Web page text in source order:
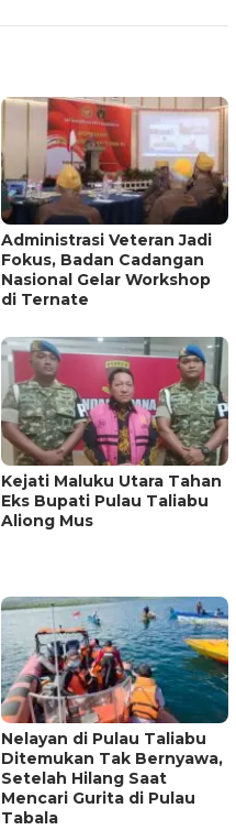
Administrasi Veteran Jadi
Fokus, Badan Cadangan
Nasional Gelar Workshop
di Ternate
Kejati Maluku Utara Tahan
Eks Bupati Pulau Taliabu
Aliong Mus
Nelayan di Pulau Taliabu
Ditemukan Tak Bernyawa,
Setelah Hilang Saat
Mencari Gurita di Pulau
Tabala